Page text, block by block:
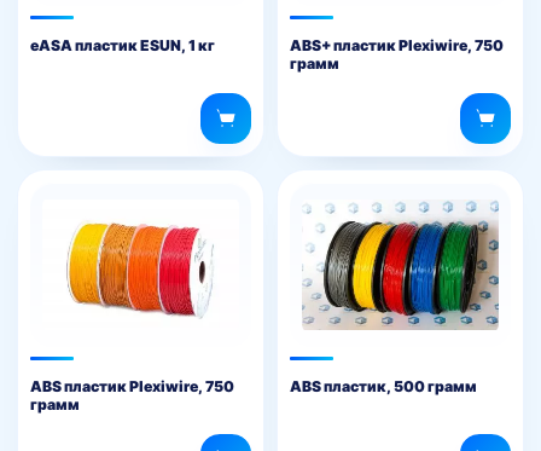
eASA пластик ESUN, 1 кг
ABS+ пластик Plexiwire, 750
грамм
ABS пластик Plexiwire, 750
грамм
ABS пластик, 500 грамм